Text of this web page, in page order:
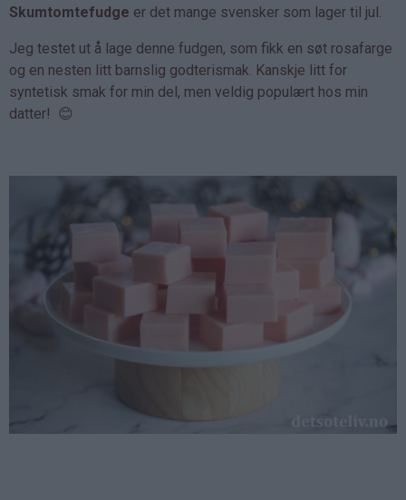
Skumtomtefudge er det mange svensker som lager til jul.
Jeg testet ut å lage denne fudgen, som fikk en søt rosafarge
og en nesten litt barnslig godterismak. Kanskje litt for
syntetisk smak for min del, men veldig populært hos min
datter! 😊